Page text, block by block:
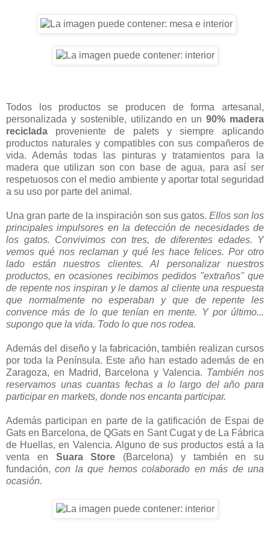
Todos los productos se producen de forma artesanal,
personalizada y sostenible, utilizando en un90% madera
reciclada proveniente de palets y siempre aplicando
productos naturales y compatibles con sus compañeros de
vida. Además todas las pinturas y tratamientos para la
madera que utilizan son con base de agua, para así ser
respetuosos con el medio ambiente y aportar total seguridad
a su uso por parte del animal.
Una gran parte de la inspiración son sus gatos. Ellos son los
principales impulsores en la detección de necesidades de
los gatos. Convivimos con tres, de diferentes edades. Y
vemos qué nos reclaman y qué les hace felices. Por otro
lado están nuestros clientes. Al personalizar nuestros
productos, en ocasiones recibimos pedidos "extraños" que
de repente nos inspiran y le damos al cliente una respuesta
que normalmente no esperaban y que de repente les
convence más de lo que tenían en mente. Y por último...
supongo que la vida. Todo lo que nos rodea.
Además del diseño y la fabricación, también realizan cursos
por toda la Península. Este año han estado además de en
Zaragoza, en Madrid, Barcelona y Valencia. También nos
reservamos unas cuantas fechas a lo largo del año para
participar en markets, donde nos encanta participar.
Además participan en parte de la gatificación de Espai de
Gats en Barcelona, de QGats en Sant Cugat y de La Fábrica
de Huellas, en Valencia. Alguno de sus productos está a la
venta en Suara Store (Barcelona) y también en su
fundación,con la que hemos colaborado en más de una
ocasión.